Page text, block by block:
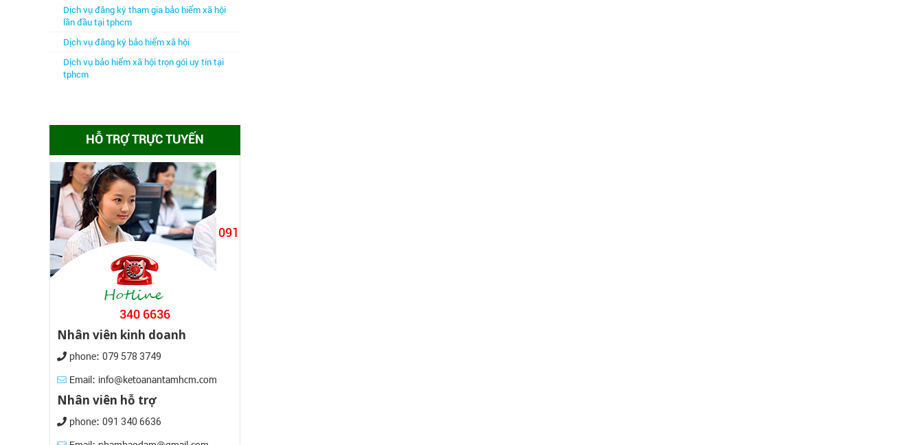
Dịch vụ đăng ký tham gia bảo hiểm xã hội
lần đầu tại tphcm
Dịch vụ đăng ký bảo hiểm xã hội
Dịch vụ bảo hiểm xã hội trọn gói uy tín tại
tphcm
HỖ TRỢ TRỰC TUYẾN
091
340 6636
Nhân viên kinh doanh
phone: 079 578 3749
Email: info@ketoanantamhcm.com
Nhân viên hỗ trợ
phone: 091 340 6636